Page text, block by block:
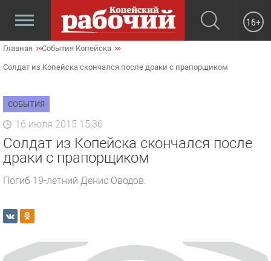
16+
Главная События Копейска
Солдат из Копейска скончался после драки с прапорщиком
СОБЫТИЯ
16 июля 2015 15:36
Солдат из Копейска скончался после
драки с прапорщиком
Погиб 19-летний Денис Оводов.